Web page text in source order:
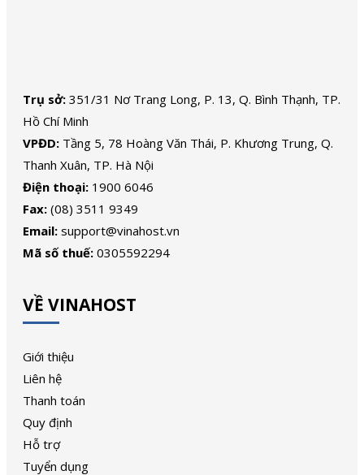
Trụ sở: 351/31 Nơ Trang Long, P. 13, Q. Bình Thạnh, TP.
Hồ Chí Minh
VPĐD: Tầng 5, 78 Hoàng Văn Thái, P. Khương Trung, Q.
Thanh Xuân, TP. Hà Nội
Điện thoại: 1900 6046
Fax: (08) 3511 9349
Email: support@vinahost.vn
Mã số thuế: 0305592294
VỀ VINAHOST
Giới thiệu
Liên hệ
Thanh toán
Quy định
Hỗ trợ
Tuyển dụng